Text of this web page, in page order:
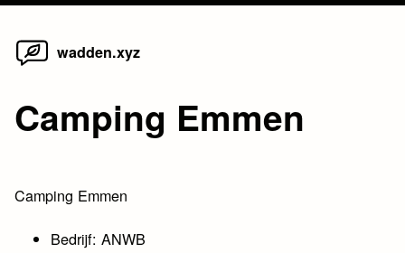
Skip
wadden.xyz
Camping Emmen
Camping Emmen
Bedrijf: ANWB